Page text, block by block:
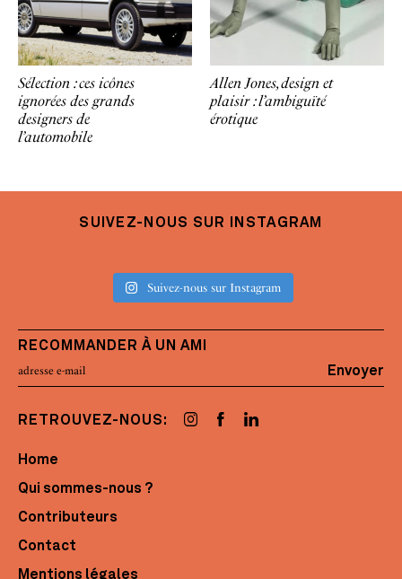
Sélection : ces icônes
ignorées des grands
designers de
l’automobile
Allen Jones, design et
plaisir : l’ambiguïté
érotique
SUIVEZ-NOUS SUR INSTAGRAM
Suivez-nous sur Instagram
RECOMMANDER À UN AMI
Envoyer
RETROUVEZ-NOUS:
Home
Qui sommes-nous ?
Contributeurs
Contact
Mentions légales